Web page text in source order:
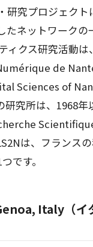
研究プロジェクト
たネットワークの
ィクス研究活動
de
Sciences of
研究所は、1968
は、フランス
です。
Italy（イ